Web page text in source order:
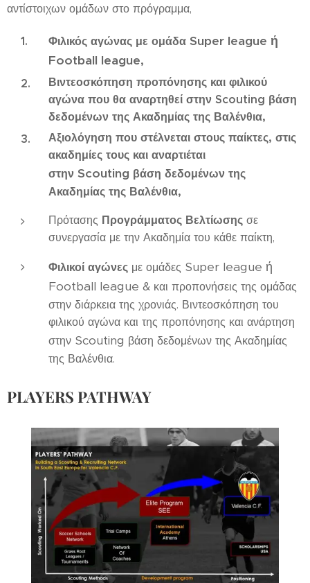
αντίστοιχων ομάδων στο πρόγραμμα,
Φιλικός αγώνας με ομάδα Super league ή
Football league,
Βιντεοσκόπηση προπόνησης και φιλικού
αγώνα που θα αναρτηθεί στην Scouting βάση
δεδομένων της Ακαδημίας της Βαλένθια,
Αξιολόγηση που στέλνεται στους παίκτες, στις
ακαδημίες τους και αναρτιέται
στην Scouting βάση δεδομένων της
Ακαδημίας της Βαλένθια,
Πρότασης Προγράμματος Βελτίωσης σε
συνεργασία με την Ακαδημία του κάθε παίκτη,
Φιλικοί αγώνες με ομάδες Super league ή
Football league & και προπονήσεις της ομάδας
στην διάρκεια της χρονιάς. Βιντεοσκόπηση του
φιλικού αγώνα και της προπόνησης και ανάρτηση
στην Scouting βάση δεδομένων της Ακαδημίας
της Βαλένθια.
PLAYERS PATHWAY